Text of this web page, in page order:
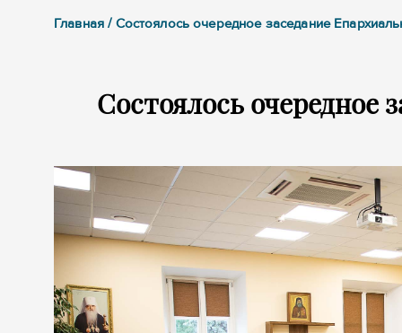
Главная / Состоялось очередное заседание
Состоялось очередное